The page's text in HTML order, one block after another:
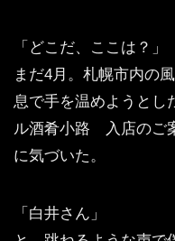
「どこだ、ここは？」
まだ4月。札幌市内の
息で手を温めようとし
ル酒肴小路 入店のご
に気づいた。
「白井さん」